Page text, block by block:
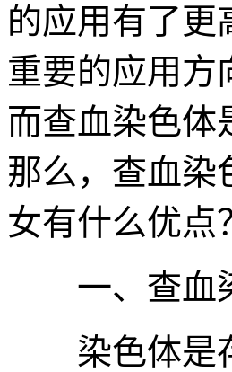
的应用有了更
重要的应用方
而查血染色体
那么，查血染
女有什么优点？
一、查血染
染色体是存